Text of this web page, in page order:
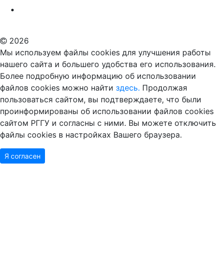
Мы используем файлы cookies для улучшения работы
нашего сайта и большего удобства его использования.
Более подробную информацию об использовании
файлов cookies можно найтиздесь.Продолжая
пользоваться сайтом, вы подтверждаете, что были
проинформированы об использовании файлов cookies
сайтом РГГУ и согласны с ними. Вы можете отключить
файлы cookies в настройках Вашего браузера.